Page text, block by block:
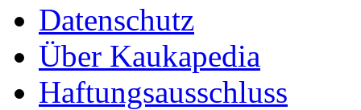
Datenschutz
Über Kaukapedia
Haftungsausschluss